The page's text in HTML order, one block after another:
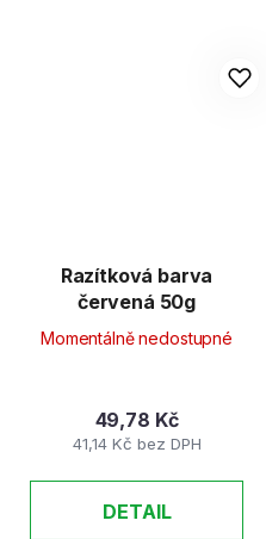
Razítková barva
červená 50g
Momentálně nedostupné
41,14 Kč bez DPH
49,78 Kč
DETAIL